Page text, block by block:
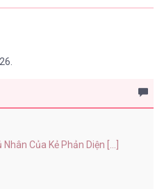
Của Kẻ Phản Diện [...]